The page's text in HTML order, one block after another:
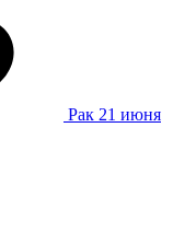
Рак 21 июня